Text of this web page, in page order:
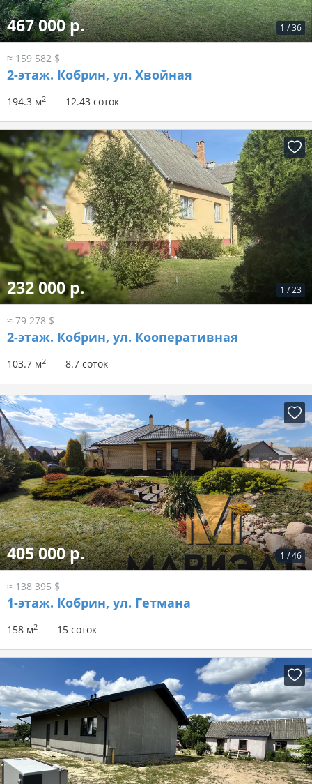
1 /36
467 000 р.
≈ 159 582 $
2-этаж. Кобрин, ул. Хвойная
194.3 м2 12.43 соток
1 /23
232 000 р.
≈ 79 278 $
2-этаж. Кобрин, ул. Кооперативная
103.7 м2 8.7 соток
1 /46
405 000 р.
≈ 138 395 $
1-этаж. Кобрин, ул. Гетмана
158 м2 15 соток